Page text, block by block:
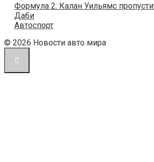
Формула 2: Калан Уильямс
Даби
Автоспорт
© 2026 Новости авто мира